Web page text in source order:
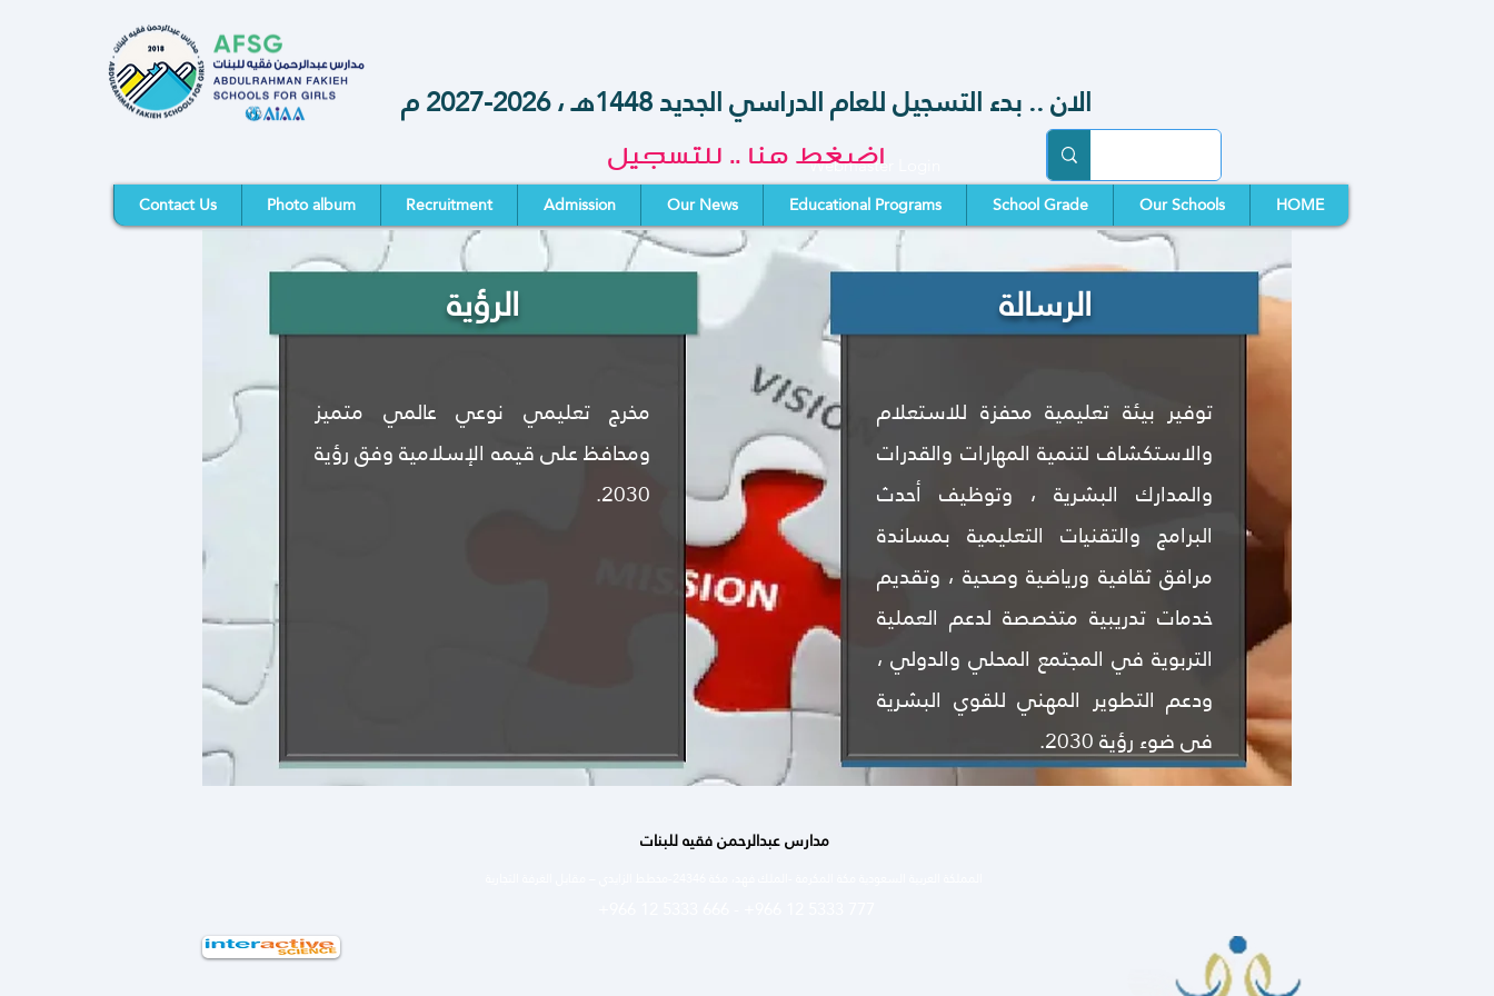
Webmaster Login
الان .. بدء التسجيل للعام الدراسي الجديد 1448هـ ، 2026-2027 م
اضغط هنا .. للتسجيل
HOME
Our Schools
School Grade
Educational Programs
Our News
Admission
Recruitment
Photo album
Contact Us
الرؤية الرسالة
مخرج تعليمي نوعي عالمي متميز
ومحافظ على قيمه الإسلامية وفق رؤية
2030.
توفير بيئة تعليمية محفزة للاستعلام
والاستكشاف لتنمية المهارات والقدرات
والمدارك البشرية ، وتوظيف أحدث
البرامج والتقنيات التعليمية بمساندة
مرافق ثقافية ورياضية وصحية ، وتقديم
خدمات تدريبية متخصصة لدعم العملية
التربوية في المجتمع المحلي والدولي ،
ودعم التطوير المهني للقوي البشرية
فى ضوء رؤية 2030.
مدارس عبدالرحمن فقيه للبنات